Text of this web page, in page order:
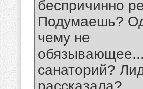
беспричинно
Подумаешь?
чему не
санаторий?